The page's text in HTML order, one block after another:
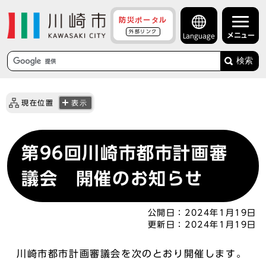
防災ポータル
外部リンク
Language メニュー
検索
現在位置 表示
第96回川崎市都市計画審
議会 開催のお知らせ
公開日： 2024年1月19日
更新日： 2024年1月19日
川崎市都市計画審議会を次のとおり開催します。